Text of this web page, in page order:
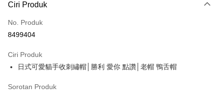
Kad Kredit (Bayaran Penuh)
Pengambilan di Kedai Serbaneka
Apple Pay
Ciri Produk
No. Produk
8499404
Ciri Produk
日式可愛貓手收刺繡帽│勝利 愛你 點讚│老帽 鴨舌帽
Sorotan Produk